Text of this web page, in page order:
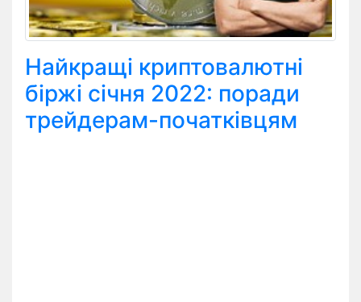
Найкращі криптовалютні
біржі січня 2022: поради
трейдерам-початківцям